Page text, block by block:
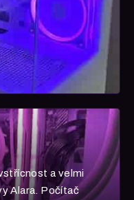
a velmi
Alara. Počítač